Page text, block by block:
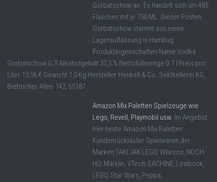
Gorbatschow an. Es handelt sich um 485
Flaschen mit je 750 ML. Dieser Posten
Gorbatschow stammt aus einen
Lageraufläösung in Hambug.
Produkteigenschaften Name Vodka
Gorbatschow 0,7l Alkoholgehalt 37,5 % Nettofüllmenge 0.7 l Preis pro
Liter 13,56 € Gewicht 1,0 Kg Hersteller Henkell & Co. Sektkellerei KG,
Biebricher Allee 142, 65187 ...
Amazon Mix Paletten Spielzeuge wie
Lego, Revell, Playmobil usw. Im Angebot
hier heute Amazon Mix Paletten
Kundenrückläufer Spielwaren der
Marken TAKI JAK LEGO, Wilesco, NOCH-
HO, Märklin, VTech, EACHINE, Lexibook,
LEGO, Star Wars, Peppa,